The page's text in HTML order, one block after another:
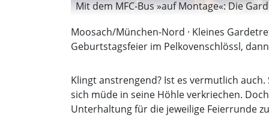
Mit dem MFC-Bus »auf Montage«: Die
Moosach/München-Nord · Kleines
Geburtstagsfeier im Pelkovenschlössl,
Klingt anstrengend? Ist es vermutlich
sich müde in seine Höhle verkriechen.
Unterhaltung für die jeweilige Feierrunde